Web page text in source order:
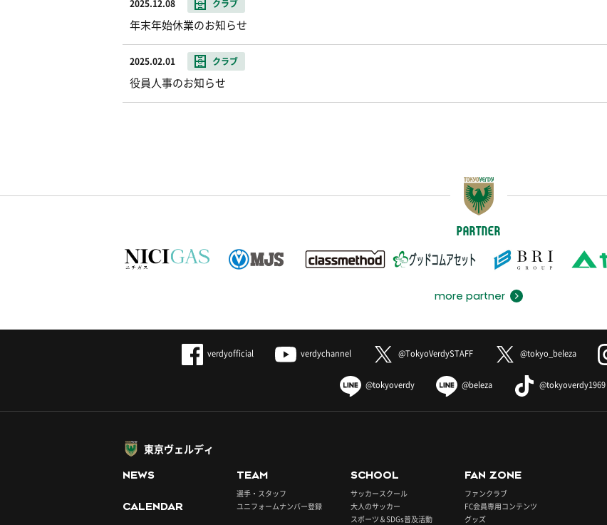
2025.12.08 クラブ
年末年始休業のお知らせ
2025.02.01 クラブ
役員人事のお知らせ
PARTNER
more partner
verdyofficial verdychannel @TokyoVerdySTAFF @tokyo_beleza
@tokyoverdy @beleza @tokyoverdy1969
東京ヴェルディ
NEWS
CALENDAR
TEAM
選手・スタッフ
ユニフォームナンバー登録
SCHOOL
サッカースクール
大人のサッカー
スポーツ＆SDGs普及活動
FAN ZONE
ファンクラブ
FC会員専用コンテンツ
グッズ